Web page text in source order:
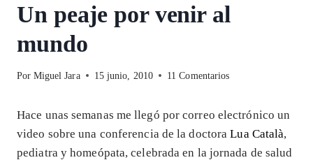
Un peaje por venir al
mundo
Por Miguel Jara 15 junio, 2010 11 Comentarios
Hace unas semanas me llegó por correo electrónico un
video sobre una conferencia de la doctoraLua Català,
pediatra y homeópata, celebrada en la jornada de salud